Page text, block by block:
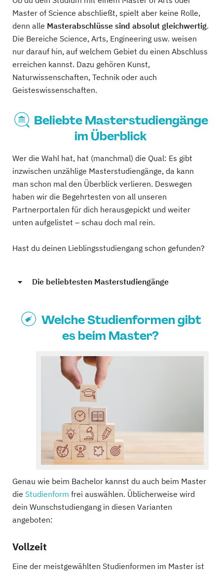
Master of Science abschließt, spielt aber keine Rolle,
denn alle Masterabschlüsse sind absolut gleichwertig.
Die Bereiche Science, Arts, Engineering usw. weisen
nur darauf hin, auf welchem Gebiet du einen Abschluss
erreichen kannst. Dazu gehören Kunst,
Naturwissenschaften, Technik oder auch
Geisteswissenschaften.
Beliebte Masterstudiengänge
im Überblick
Wer die Wahl hat, hat (manchmal) die Qual: Es gibt
inzwischen unzählige Masterstudiengänge, da kann
man schon mal den Überblick verlieren. Deswegen
haben wir die Begehrtesten von all unseren
Partnerportalen für dich herausgepickt und weiter
unten aufgelistet – schau doch mal rein.
Hast du deinen Lieblingsstudiengang schon gefunden?
Die beliebtesten Masterstudiengänge
Welche Studienformen gibt
es beim Master?
Genau wie beim Bachelor kannst du auch beim Master
die Studienform frei auswählen. Üblicherweise wird
dein Wunschstudiengang in diesen Varianten
angeboten:
Vollzeit
Eine der meistgewählten Studienformen im Master ist